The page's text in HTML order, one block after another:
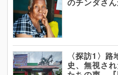
のチンダさ
〈探訪1〉
史、無視さ